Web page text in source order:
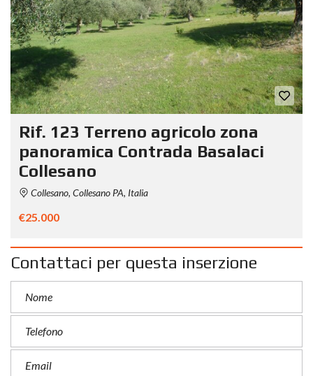
Rif. 123 Terreno agricolo zona
panoramica Contrada Basalaci
Collesano
Collesano, Collesano PA, Italia
€25.000
Contattaci per questa inserzione